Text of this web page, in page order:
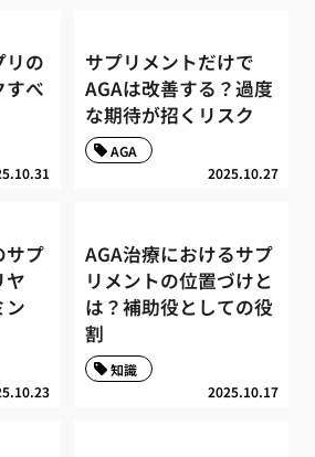
リの
すべ
サプリメントだけで
AGAは改善する？過度
な期待が招くリスク
2025.10.27
AGA
サプ
ヤ
ン
AGA治療におけるサプ
リメントの位置づけと
は？補助役としての役
割
2025.10.17
知識